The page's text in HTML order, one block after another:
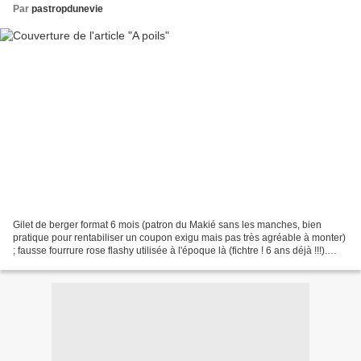
Par pastropdunevie
Gilet de berger format 6 mois (patron du Makié sans les manches, bien
pratique pour rentabiliser un coupon exigu mais pas très agréable à monter)
; fausse fourrure rose flashy utilisée à l'époque là (fichtre ! 6 ans déjà !!!).